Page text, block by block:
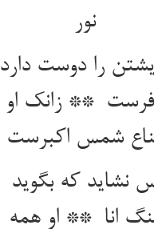
نور
را دوست دارد
** زانک او
نشاید که بگوید
انا ** او همه